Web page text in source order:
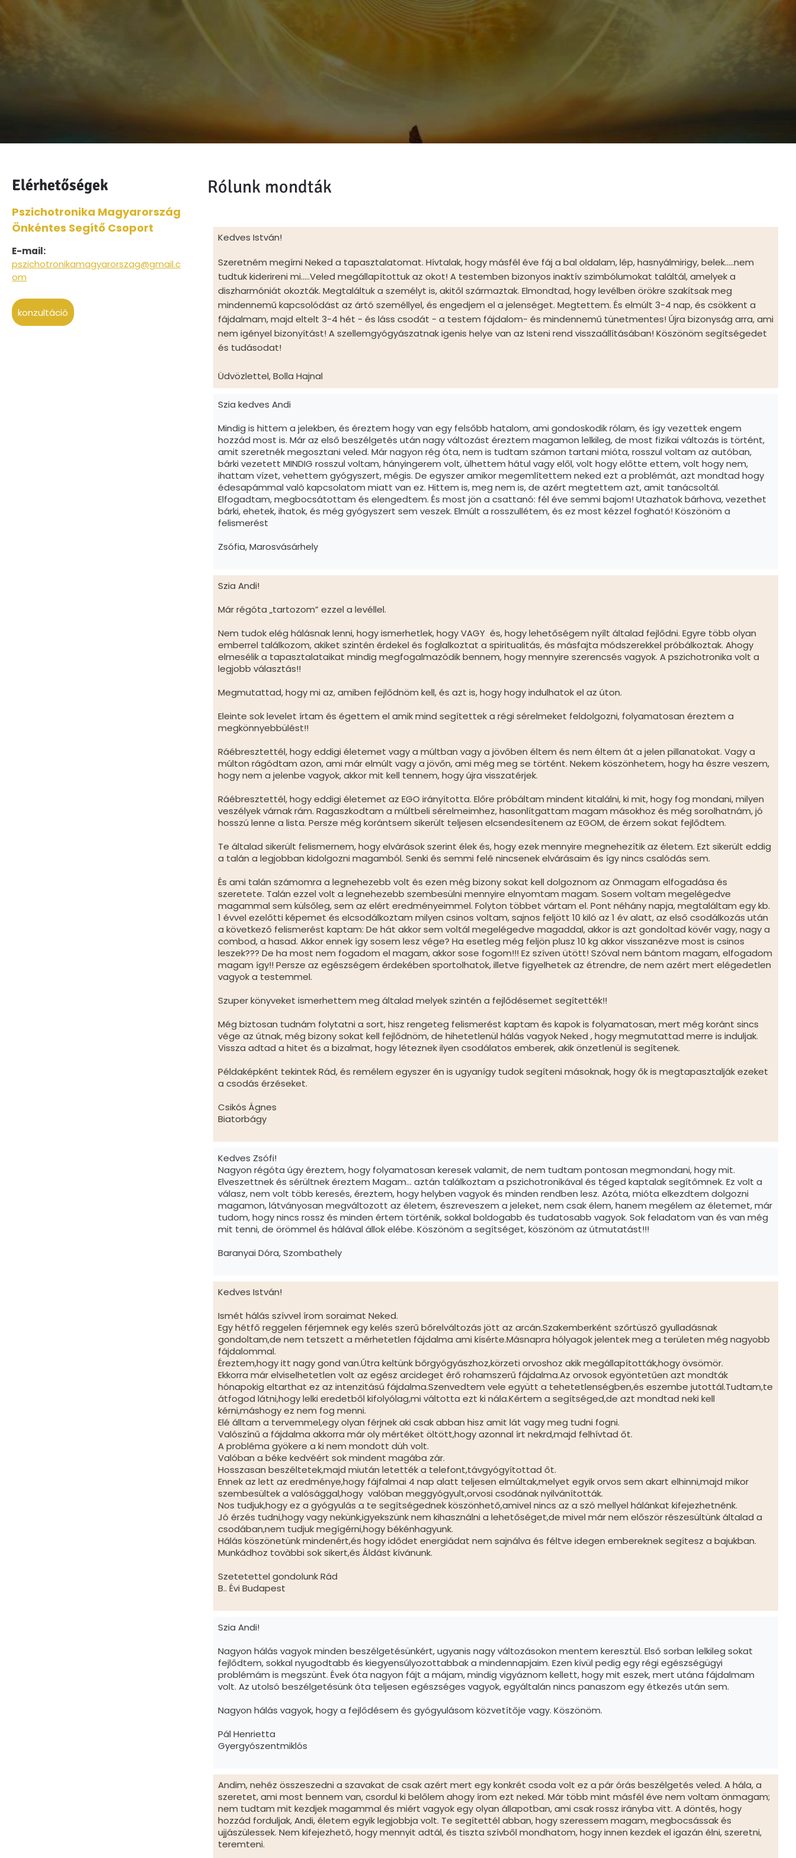
Elérhetőségek
Pszichotronika Magyarország
Önkéntes Segítő Csoport
E-mail:
pszichotronikamagyarorszag@gmail.c
om
konzultáció
Rólunk mondták
Kedves István!
Szeretném megírni Neked a tapasztalatomat. Hívtalak, hogy másfél éve fáj a bal oldalam, lép, hasnyálmirigy, belek.....nem
tudtuk kiderireni mi.....Veled megállapítottuk az okot! A testemben bizonyos inaktív szimbólumokat találtál, amelyek a
diszharmóniát okozták. Megtaláltuk a személyt is, akitől származtak. Elmondtad, hogy levélben örökre szakítsak meg
mindennemű kapcsolódást az ártó személlyel, és engedjem el a jelenséget. Megtettem. És elmúlt 3-4 nap, és csökkent a
fájdalmam, majd eltelt 3-4 hét - és láss csodát - a testem fájdalom- és mindennemű tünetmentes! Újra bizonyság arra, ami
nem igényel bizonyítást! A szellemgyógyászatnak igenis helye van az Isteni rend visszaállításában! Köszönöm segítségedet
és tudásodat!
Üdvözlettel, Bolla Hajnal
Szia kedves Andi
Mindig is hittem a jelekben, és éreztem hogy van egy felsőbb hatalom, ami gondoskodik rólam, és így vezettek engem
hozzád most is. Már az első beszélgetés után nagy változást éreztem magamon lelkileg, de most fizikai változás is történt,
amit szeretnék megosztani veled. Már nagyon rég óta, nem is tudtam számon tartani mióta, rosszul voltam az autóban,
bárki vezetett MINDIG rosszul voltam, hányingerem volt, ülhettem hátul vagy elől, volt hogy előtte ettem, volt hogy nem,
ihattam vízet, vehettem gyógyszert, mégis. De egyszer amikor megemlítettem neked ezt a problémát, azt mondtad hogy
édesapámmal való kapcsolatom miatt van ez. Hittem is, meg nem is, de azért megtettem azt, amit tanácsoltál.
Elfogadtam, megbocsátottam és elengedtem. És most jön a csattanó: fél éve semmi bajom! Utazhatok bárhova, vezethet
bárki, ehetek, ihatok, és még gyógyszert sem veszek. Elmúlt a rosszullétem, és ez most kézzel fogható! Köszönöm a
felismerést
Zsófia, Marosvásárhely
Szia Andi!
Már régóta „tartozom” ezzel a levéllel.
Nem tudok elég hálásnak lenni, hogy ismerhetlek, hogy VAGY és, hogy lehetőségem nyílt általad fejlődni. Egyre több olyan
emberrel találkozom, akiket szintén érdekel és foglalkoztat a spiritualitás, és másfajta módszerekkel próbálkoztak. Ahogy
elmesélik a tapasztalataikat mindig megfogalmazódik bennem, hogy mennyire szerencsés vagyok. A pszichotronika volt a
legjobb választás!!
Megmutattad, hogy mi az, amiben fejlődnöm kell, és azt is, hogy hogy indulhatok el az úton.
Eleinte sok levelet írtam és égettem el amik mind segítettek a régi sérelmeket feldolgozni, folyamatosan éreztem a
megkönnyebbülést!!
Ráébresztettél, hogy eddigi életemet vagy a múltban vagy a jövőben éltem és nem éltem át a jelen pillanatokat. Vagy a
múlton rágódtam azon, ami már elmúlt vagy a jövőn, ami még meg se történt. Nekem köszönhetem, hogy ha észre veszem,
hogy nem a jelenbe vagyok, akkor mit kell tennem, hogy újra visszatérjek.
Ráébresztettél, hogy eddigi életemet az EGO irányította. Előre próbáltam mindent kitalálni, ki mit, hogy fog mondani, milyen
veszélyek várnak rám. Ragaszkodtam a múltbeli sérelmeimhez, hasonlítgattam magam másokhoz és még sorolhatnám, jó
hosszú lenne a lista. Persze még korántsem sikerült teljesen elcsendesítenem az EGOM, de érzem sokat fejlődtem.
Te általad sikerült felismernem, hogy elvárások szerint élek és, hogy ezek mennyire megnehezítik az életem. Ezt sikerült eddig
a talán a legjobban kidolgozni magamból. Senki és semmi felé nincsenek elvárásaim és így nincs csalódás sem.
És ami talán számomra a legnehezebb volt és ezen még bizony sokat kell dolgoznom az Önmagam elfogadása és
szeretete. Talán ezzel volt a legnehezebb szembesülni mennyire elnyomtam magam. Sosem voltam megelégedve
magammal sem külsőleg, sem az elért eredményeimmel. Folyton többet vártam el. Pont néhány napja, megtaláltam egy kb.
1 évvel ezelőtti képemet és elcsodálkoztam milyen csinos voltam, sajnos feljött 10 kiló az 1 év alatt, az első csodálkozás után
a következő felismerést kaptam: De hát akkor sem voltál megelégedve magaddal, akkor is azt gondoltad kövér vagy, nagy a
combod, a hasad. Akkor ennek így sosem lesz vége? Ha esetleg még feljön plusz 10 kg akkor visszanézve most is csinos
leszek??? De ha most nem fogadom el magam, akkor sose fogom!!! Ez szíven ütött! Szóval nem bántom magam, elfogadom
magam így!! Persze az egészségem érdekében sportolhatok, illetve figyelhetek az étrendre, de nem azért mert elégedetlen
vagyok a testemmel.
Szuper könyveket ismerhettem meg általad melyek szintén a fejlődésemet segítették!!
Még biztosan tudnám folytatni a sort, hisz rengeteg felismerést kaptam és kapok is folyamatosan, mert még koránt sincs
vége az útnak, még bizony sokat kell fejlődnöm, de hihetetlenül hálás vagyok Neked , hogy megmutattad merre is induljak.
Vissza adtad a hitet és a bizalmat, hogy léteznek ilyen csodálatos emberek, akik önzetlenül is segítenek.
Példaképként tekintek Rád, és remélem egyszer én is ugyanígy tudok segíteni másoknak, hogy ők is megtapasztalják ezeket
a csodás érzéseket.
Csikós Ágnes
Biatorbágy
Kedves Zsófi!
Nagyon régóta úgy éreztem, hogy folyamatosan keresek valamit, de nem tudtam pontosan megmondani, hogy mit.
Elveszettnek és sérültnek éreztem Magam… aztán találkoztam a pszichotronikával és téged kaptalak segítőmnek. Ez volt a
válasz, nem volt több keresés, éreztem, hogy helyben vagyok és minden rendben lesz. Azóta, mióta elkezdtem dolgozni
magamon, látványosan megváltozott az életem, észreveszem a jeleket, nem csak élem, hanem megélem az életemet, már
tudom, hogy nincs rossz és minden értem történik, sokkal boldogabb és tudatosabb vagyok. Sok feladatom van és van még
mit tenni, de örömmel és hálával állok elébe. Köszönöm a segítséget, köszönöm az útmutatást!!!
Baranyai Dóra, Szombathely
Kedves István!
Ismét hálás szívvel írom soraimat Neked.
Egy hétfő reggelen férjemnek egy kelés szerű bőrelváltozás jött az arcán.Szakemberként szőrtüsző gyulladásnak
gondoltam,de nem tetszett a mérhetetlen fájdalma ami kísérte.Másnapra hólyagok jelentek meg a területen még nagyobb
fájdalommal.
Éreztem,hogy itt nagy gond van.Útra keltünk bőrgyógyászhoz,körzeti orvoshoz akik megállapították,hogy övsömör.
Ekkorra már elviselhetetlen volt az egész arcideget érő rohamszerű fájdalma.Az orvosok egyöntetűen azt mondták
hónapokig eltarthat ez az intenzitású fájdalma.Szenvedtem vele együtt a tehetetlenségben,és eszembe jutottál.Tudtam,te
átfogod látni,hogy lelki eredetből kifolyólag,mi váltotta ezt ki nála.Kértem a segítséged,de azt mondtad neki kell
kérni,máshogy ez nem fog menni.
Elé álltam a tervemmel,egy olyan férjnek aki csak abban hisz amit lát vagy meg tudni fogni.
Valószínű a fájdalma akkorra már oly mértéket öltött,hogy azonnal írt nekrd,majd felhívtad őt.
A probléma gyökere a ki nem mondott düh volt.
Valóban a béke kedvéért sok mindent magába zár.
Hosszasan beszéltetek,majd miután letették a telefont,távgyógyítottad őt.
Ennek az lett az eredménye,hogy fájfalmai 4 nap alatt teljesen elmúltak,melyet egyik orvos sem akart elhinni,majd mikor
szembesültek a valósággal,hogy valóban meggyógyult,orvosi csodának nyilvánították.
Nos tudjuk,hogy ez a gyógyulás a te segítségednek köszönhető,amivel nincs az a szó mellyel hálánkat kifejezhetnénk.
Jó érzés tudni,hogy vagy nekünk,igyekszünk nem kihasználni a lehetőséget,de mivel már nem először részesültünk általad a
csodában,nem tudjuk megígérni,hogy békénhagyunk.
Hálás köszönetünk mindenért,és hogy idődet energiádat nem sajnálva és féltve idegen embereknek segítesz a bajukban.
Munkádhoz tovàbbi sok sikert,és Áldást kívánunk.
Szetetettel gondolunk Rád
B.. Évi Budapest
Szia Andi!
Nagyon hálás vagyok minden beszélgetésünkért, ugyanis nagy változásokon mentem keresztül. Első sorban lelkileg sokat
fejlődtem, sokkal nyugodtabb és kiegyensúlyozottabbak a mindennapjaim. Ezen kívül pedig egy régi egészségügyi
problémám is megszünt. Évek óta nagyon fájt a májam, mindig vigyáznom kellett, hogy mit eszek, mert utána fájdalmam
volt. Az utolsó beszélgetésünk óta teljesen egészséges vagyok, egyáltalán nincs panaszom egy étkezés után sem.
Nagyon hálás vagyok, hogy a fejlődésem és gyógyulásom közvetítője vagy. Köszönöm.
Pál Henrietta
Gyergyószentmiklós
Andim, nehéz összeszedni a szavakat de csak azért mert egy konkrét csoda volt ez a pár órás beszélgetés veled. A hála, a
szeretet, ami most bennem van, csordul ki belőlem ahogy írom ezt neked. Már több mint másfél éve nem voltam önmagam;
nem tudtam mit kezdjek magammal és miért vagyok egy olyan állapotban, ami csak rossz irányba vitt. A döntés, hogy
hozzád forduljak, Andi, életem egyik legjobbja volt. Te segítettél abban, hogy szeressem magam, megbocsássak és
ujjászülessek. Nem kifejezhető, hogy mennyit adtál, és tiszta szívből mondhatom, hogy innen kezdek el igazán élni, szeretni,
teremteni.